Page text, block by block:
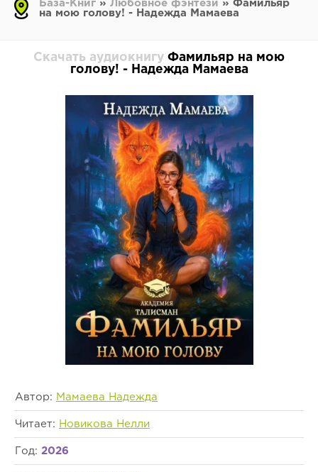
База-Книг » Любовное фэнтези » Фамильяр
на мою голову! - Надежда Мамаева
Скачать аудиокнигу Фамильяр на мою
голову! - Надежда Мамаева
Автор: Мамаева Надежда
Читает: Новикова Нелли
Год: 2026